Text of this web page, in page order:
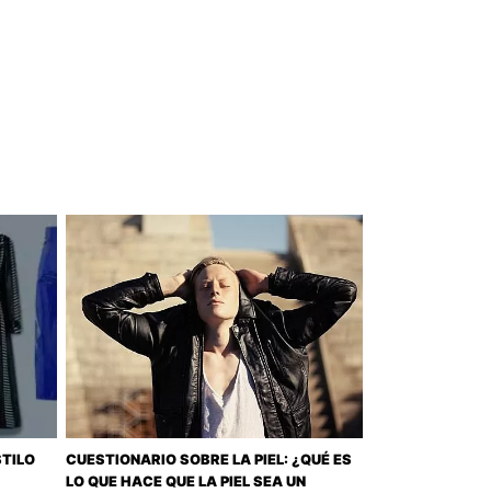
CUESTIONARIO SOBRE LA PIEL: ¿QUÉ ES
LO QUE HACE QUE LA PIEL SEA UN